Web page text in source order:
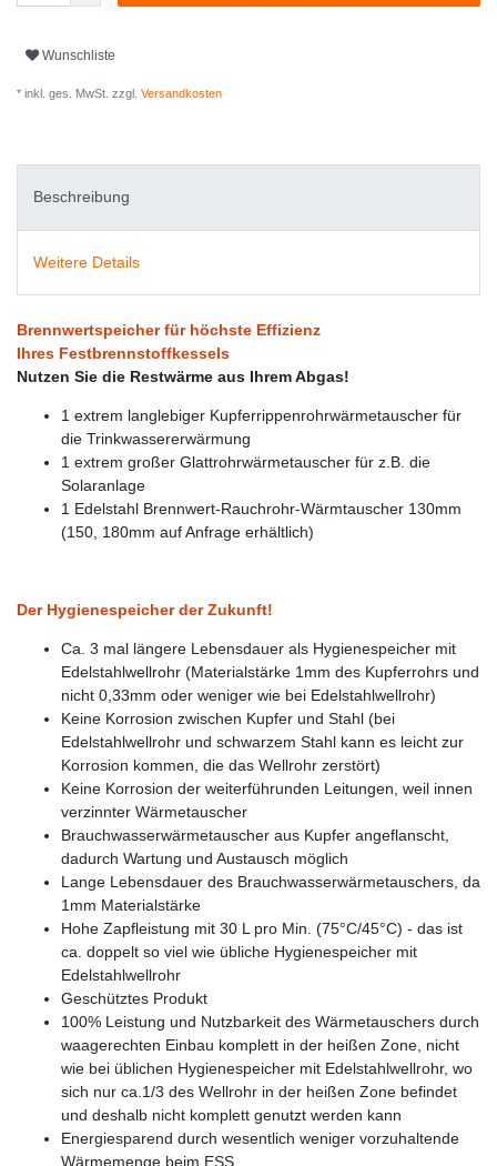
Wunschliste
* inkl. ges. MwSt. zzgl. Versandkosten
Beschreibung
Weitere Details
Brennwertspeicher für höchste Effizienz
Ihres Festbrennstoffkessels
Nutzen Sie die Restwärme aus Ihrem Abgas!
1 extrem langlebiger Kupferrippenrohrwärmetauscher für
die Trinkwassererwärmung
1 extrem großer Glattrohrwärmetauscher für z.B. die
Solaranlage
1 Edelstahl Brennwert-Rauchrohr-Wärmtauscher 130mm
(150, 180mm auf Anfrage erhältlich)
Der Hygienespeicher der Zukunft!
Ca. 3 mal längere Lebensdauer als Hygienespeicher mit
Edelstahlwellrohr (Materialstärke 1mm des Kupferrohrs und
nicht 0,33mm oder weniger wie bei Edelstahlwellrohr)
Keine Korrosion zwischen Kupfer und Stahl (bei
Edelstahlwellrohr und schwarzem Stahl kann es leicht zur
Korrosion kommen, die das Wellrohr zerstört)
Keine Korrosion der weiterführunden Leitungen, weil innen
verzinnter Wärmetauscher
Brauchwasserwärmetauscher aus Kupfer angeflanscht,
dadurch Wartung und Austausch möglich
Lange Lebensdauer des Brauchwasserwärmetauschers, da
1mm Materialstärke
Hohe Zapfleistung mit 30 L pro Min. (75°C/45°C) - das ist
ca. doppelt so viel wie übliche Hygienespeicher mit
Edelstahlwellrohr
Geschütztes Produkt
100% Leistung und Nutzbarkeit des Wärmetauschers durch
waagerechten Einbau komplett in der heißen Zone, nicht
wie bei üblichen Hygienespeicher mit Edelstahlwellrohr, wo
sich nur ca.1/3 des Wellrohr in der heißen Zone befindet
und deshalb nicht komplett genutzt werden kann
Energiesparend durch wesentlich weniger vorzuhaltende
Wärmemenge beim ESS